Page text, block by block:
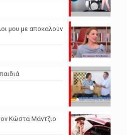
μου με αποκαλούν
Κώστα Μάντζιο